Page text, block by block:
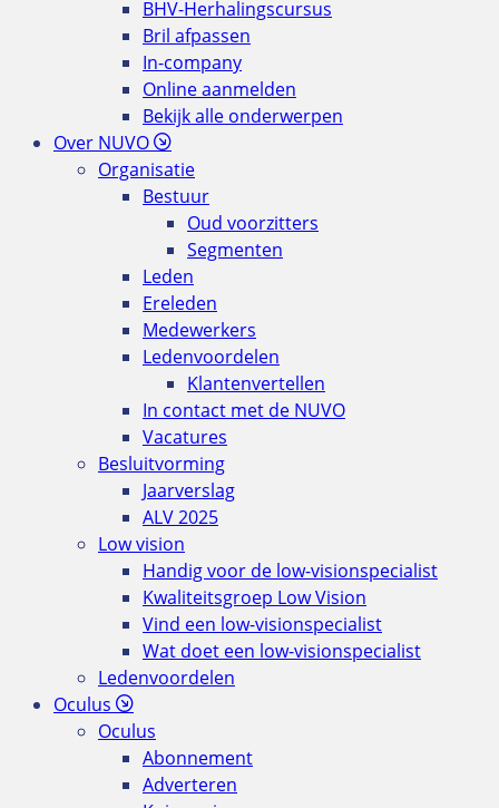
BHV-Herhalingscursus
Bril afpassen
In-company
Online aanmelden
Bekijk alle onderwerpen
Over NUVO
Organisatie
Bestuur
Oud voorzitters
Segmenten
Leden
Ereleden
Medewerkers
Ledenvoordelen
Klantenvertellen
In contact met de NUVO
Vacatures
Besluitvorming
Jaarverslag
ALV 2025
Low vision
Handig voor de low-visionspecialist
Kwaliteitsgroep Low Vision
Vind een low-visionspecialist
Wat doet een low-visionspecialist
Ledenvoordelen
Oculus
Oculus
Abonnement
Adverteren